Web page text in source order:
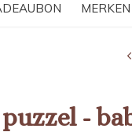
MERKEN
-